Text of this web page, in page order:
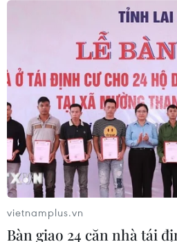
Từ mở rộng số lượng đến
chất lượng doanh nghiệp tư
Tây Ninh
06/08/2026 04:23
Alphabet cải tổ hàng ngũ lãnh
giữa cuộc đua AGI
vietnamplus.vn
Bàn giao 24 căn nhà tái